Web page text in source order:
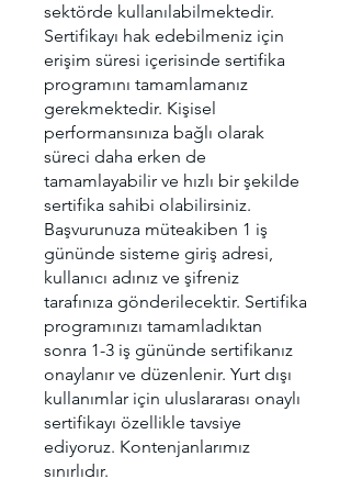
sektörde kullanılabilmektedir.
Sertifikayı hak edebilmeniz için
erişim süresi içerisinde sertifika
programını tamamlamanız
gerekmektedir. Kişisel
performansınıza bağlı olarak
süreci daha erken de
tamamlayabilir ve hızlı bir şekilde
sertifika sahibi olabilirsiniz.
Başvurunuza müteakiben 1 iş
gününde sisteme giriş adresi,
kullanıcı adınız ve şifreniz
tarafınıza gönderilecektir. Sertifika
programınızı tamamladıktan
sonra 1-3 iş gününde sertifikanız
onaylanır ve düzenlenir. Yurt dışı
kullanımlar için uluslararası onaylı
sertifikayı özellikle tavsiye
ediyoruz. Kontenjanlarımız
sınırlıdır.